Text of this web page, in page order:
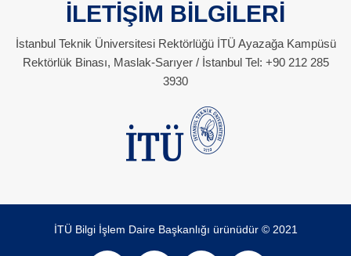
İLETİŞİM BİLGİLERİ
İstanbul Teknik Üniversitesi Rektörlüğü İTÜ Ayazağa Kampüsü
Rektörlük Binası, Maslak-Sarıyer / İstanbul Tel: +90 212 285
3930
İTÜ Bilgi İşlem Daire Başkanlığı ürünüdür © 2021